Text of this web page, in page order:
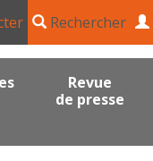
Rechercher
Revue
de presse